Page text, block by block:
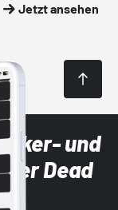
Jetzt ansehen
und
Dead